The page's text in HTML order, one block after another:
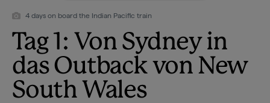
4 days on board the Indian Pacific train
Tag 1: Von Sydney in
das Outback von New
South Wales